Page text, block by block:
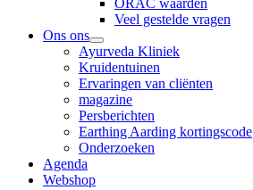
ORAC waarden
Veel gestelde vragen
Ons ons
Ayurveda Kliniek
Kruidentuinen
Ervaringen van cliënten
magazine
Persberichten
Earthing Aarding kortingscode
Onderzoeken
Agenda
Webshop